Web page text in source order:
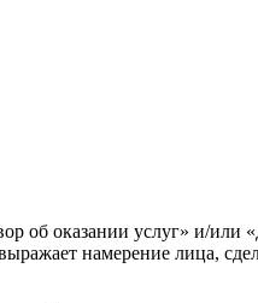
об оказании услуг» и/или
намерение лица,